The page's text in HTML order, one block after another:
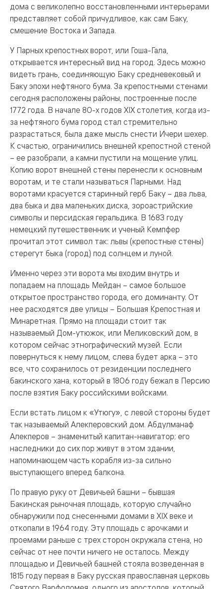
дома с великолепно восстановленными интерьерами
представляет собой причудливое, как сам Баку,
смешение Востока и Запада.
У Парных крепостных ворот, или Гоша-Гала,
открывается интересный вид на город. Здесь можно
видеть грань, соединяющую Баку средневековый и
Баку эпохи нефтяного бума. За крепостными стенами
сегодня расположены районы, построенные после
1772 года. В начале 80-х годов XIX столетия, когда из-
за нефтяного бума город стал стремительно
разрастаться, была даже мысль снести Ичери шехер.
К счастью, ограничились внешней крепостной стеной
– ее разобрали, а камни пустили на мощение улиц.
Копию ворот внешней стены перенесли к основным
воротам, и те стали называться Парными. Над
воротами красуется старинный герб Баку – два льва,
два быка и два маленьких диска, зороастрийские
символы и персидская геральдика. В 1683 году
немецкий путешественник и ученый Кемпфер
прочитал этот символ так: львы (крепостные стены)
стерегут быка (город) под солнцем и луной.
Именно через эти ворота мы входим внутрь и
попадаем на площадь Мейдан – самое большое
открытое пространство города, его доминанту. От
нее расходятся две улицы – Большая Крепостная и
Минаретная. Прямо на площади стоит так
называемый Дом-утюжок, или Меликовский дом, в
котором сейчас этнографический музей. Если
повернуться к нему лицом, слева будет арка – это
все, что сохранилось от резиденции последнего
бакинского хана, который в 1806 году бежал в Персию
после взятия Баку российскими войсками.
Если встать лицом к «Утюгу», с левой стороны будет
так называемый Алекперовский дом. Абдулманаф
Алекперов – знаменитый капитан-навигатор; его
наследники до сих пор живут в этом здании,
напоминающем часть корабля из-за сильно
выступающего вперед балкона.
По правую руку от Девичьей башни – бывшая
Бакинская рыночная площадь, которую случайно
обнаружили под снесенными домами в XIX веке и
откопали в 1964 году. Эту площадь с арочками и
проемами раньше с трех сторон окружала стена, но
сейчас от нее почти ничего не осталось. Между
площадью и Девичьей башней стояла возведенная в
1815 году первая в Баку русская православная церковь